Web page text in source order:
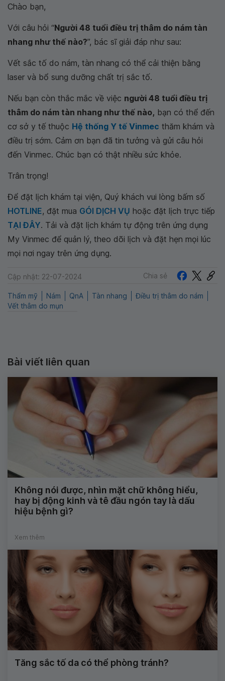
Chào bạn,
Với câu hỏi “Người 48 tuổi điều trị thâm do nám tàn
nhang như thế nào?”, bác sĩ giải đáp như sau:
Vết sắc tố do nám, tàn nhang có thể cải thiện bằng
laser và bổ sung dưỡng chất trị sắc tố.
Nếu bạn còn thắc mắc về việc người 48 tuổi điều trị
thâm do nám tàn nhang như thế nào, bạn có thể đến
cơ sở y tế thuộc Hệ thống Y tế Vinmec thăm khám và
điều trị sớm. Cảm ơn bạn đã tin tưởng và gửi câu hỏi
đến Vinmec. Chúc bạn có thật nhiều sức khỏe.
Trân trọng!
Để đặt lịch khám tại viện, Quý khách vui lòng bấm số
HOTLINE, đặt mua GÓI DỊCH VỤ hoặc đặt lịch trực tiếp
TẠI ĐÂY. Tải và đặt lịch khám tự động trên ứng dụng
My Vinmec để quản lý, theo dõi lịch và đặt hẹn mọi lúc
mọi nơi ngay trên ứng dụng.
Cập nhật: 22-07-2024 Chia sẻ
Thẩm mỹ Nám QnA Tàn nhang
Điều trị thâm do nám
Vết thâm do mụn
Bài viết liên quan
Không nói được, nhìn mặt chữ không hiểu,
hay bị động kinh và tê đầu ngón tay là dấu
hiệu bệnh gì?
Xem thêm
Tăng sắc tố da có thể phòng tránh?